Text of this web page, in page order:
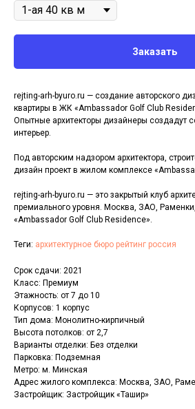
Заказать
rejting-arh-byuro.ru — создание авторского
квартиры в ЖК «Ambassador Golf Club
Опытные архитекторы дизайнеры создадут
интерьер.
Под авторским надзором архитектора,
дизайн проект в жилом комплексе
rejting-arh-byuro.ru — это закрытый клуб
премиального уровня. Москва, ЗАО,
«Ambassador Golf Club Residence».
Теги: архитектурное бюро рейтинг россия
Срок сдачи: 2021
Класс: Премиум
Этажность: от 7 до 10
Корпусов: 1 корпус
Тип дома: Монолитно-кирпичный
Высота потолков: от 2,7
Варианты отделки: Без отделки
Парковка: Подземная
Метро: м. Минская
Адрес жилого комплекса: Москва, ЗАО,
Застройщик: Застройщик «Ташир»